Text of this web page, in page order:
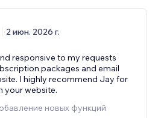
2 июн. 2026 г.
responsive to my requests
packages and email
I highly recommend Jay for
your website.
новых функций